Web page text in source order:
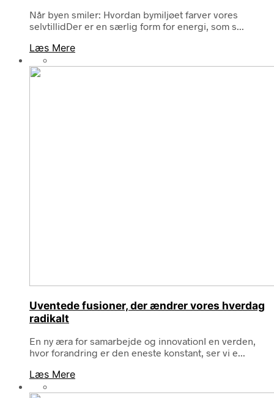
Når byen smiler: Hvordan bymiljøet farver vores
selvtillidDer er en særlig form for energi, som s...
Læs Mere
Uventede fusioner, der ændrer vores hverdag
radikalt
En ny æra for samarbejde og innovationI en verden,
hvor forandring er den eneste konstant, ser vi e...
Læs Mere